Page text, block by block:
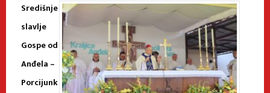
Središnje
slavlje
Gospe od
Anđela –
Porcijunk